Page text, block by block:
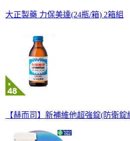
大正製藥 力保美達(24瓶/箱) 2箱組
【赫而司】新補維他超強錠(防衛錠